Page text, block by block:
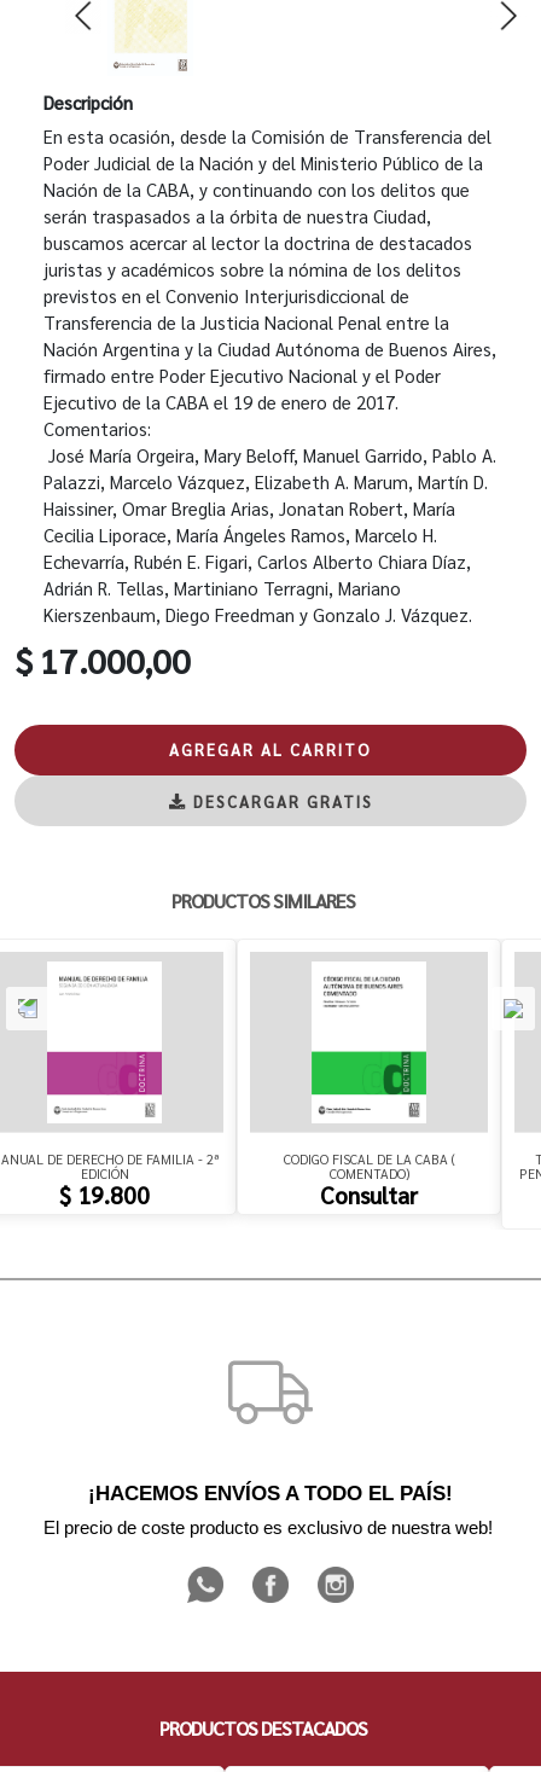
Descripción
En esta ocasión, desde la Comisión de Transferencia del
Poder Judicial de la Nación y del Ministerio Público de la
Nación de la CABA, y continuando con los delitos que
serán traspasados a la órbita de nuestra Ciudad,
buscamos acercar al lector la doctrina de destacados
juristas y académicos sobre la nómina de los delitos
previstos en el Convenio Interjurisdiccional de
Transferencia de la Justicia Nacional Penal entre la
Nación Argentina y la Ciudad Autónoma de Buenos Aires,
firmado entre Poder Ejecutivo Nacional y el Poder
Ejecutivo de la CABA el 19 de enero de 2017.
Comentarios:
José María Orgeira, Mary Beloff, Manuel Garrido, Pablo A.
Palazzi, Marcelo Vázquez, Elizabeth A. Marum, Martín D.
Haissiner, Omar Breglia Arias, Jonatan Robert, María
Cecilia Liporace, María Ángeles Ramos, Marcelo H.
Echevarría, Rubén E. Figari, Carlos Alberto Chiara Díaz,
Adrián R. Tellas, Martiniano Terragni, Mariano
Kierszenbaum, Diego Freedman y Gonzalo J. Vázquez.
$ 17.000,00
AGREGAR AL CARRITO
DESCARGAR GRATIS
PRODUCTOS SIMILARES
DE DERECHO DE FAMILIA - 2ª
EDICIÓN
$ 19.800
CODIGO FISCAL DE LA CABA (
COMENTADO)
Consultar
¡HACEMOS ENVÍOS A TODO EL PAÍS!
El precio de coste producto es exclusivo de nuestra web!
PRODUCTOS DESTACADOS